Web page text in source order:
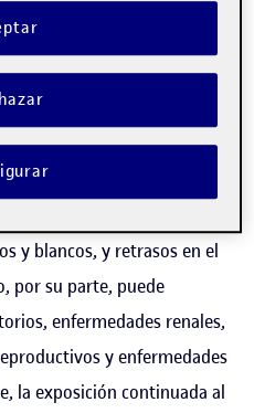
La exposición
de pulmón, vejiga, piel,
al cadmio, cáncer de
el arsénico puede
para la salud, como
y blancos, y retrasos en el
por su parte, puede
enfermedades renales,
y enfermedades
la exposición continuada al